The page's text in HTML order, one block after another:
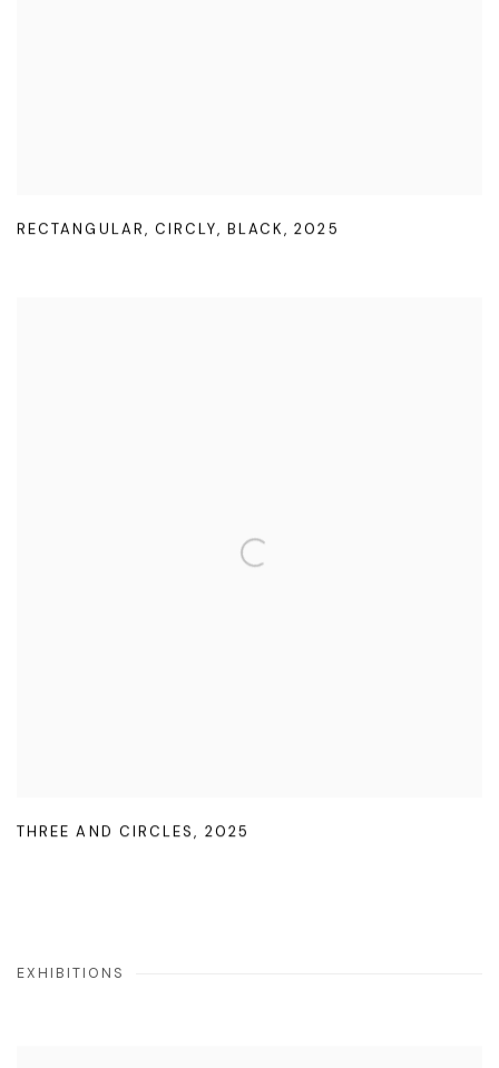
RECTANGULAR,CIRCLY, BLACK,2025
THREE AND CIRCLES, 2025
EXHIBITIONS